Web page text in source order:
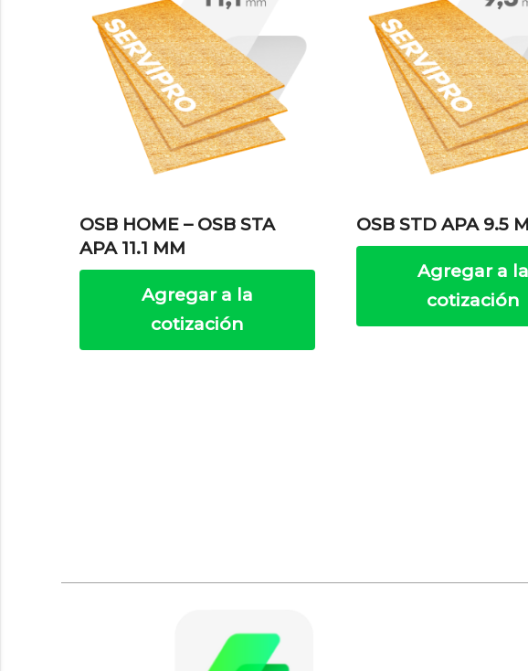
OSB HOME – OSB STA
APA 11.1 MM
Agregar a la
cotización
OSB STD APA 9.5
Agregar a la
cotización